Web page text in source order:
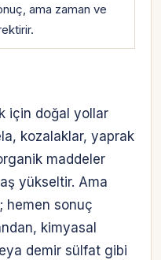
ama zaman ve
için doğal yollar
kozalaklar, yaprak
maddeler
yükseltir. Ama
hemen sonuç
kimyasal
demir sülfat gibi